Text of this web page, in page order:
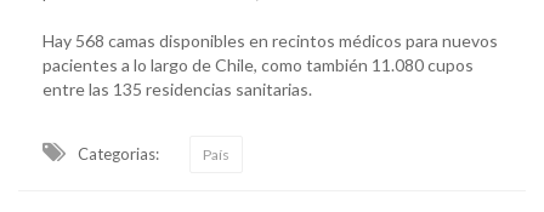
Hay 568 camas disponibles en recintos médicos para nuevos
pacientes a lo largo de Chile, como también 11.080 cupos
entre las 135 residencias sanitarias.
Categorias: País